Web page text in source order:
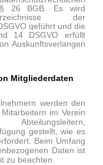
§
26 BGB. Es wird
der
geführt und die
14 DSGVO erfüllt
Auskunftsverlangen
Mitgliederdaten
werden den
im Verein
Abteilungsleitern,
gestellt, wie es
Beim Umfang
Daten ist
zu beachten.